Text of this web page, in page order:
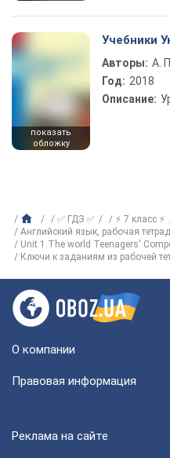
показать
обложку
Учебники
Авторы: А.
Год: 2018
Описание:
✅ ГДЗ ✅ ⚡ 7 класс ⚡
Английский язык, рабочая
Unit 1.The world Teenagers'
Ключи к заданиям из рабочей
О компании
Правовая информация
Реклама на сайте